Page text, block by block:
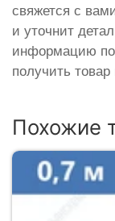
свяжется с
и уточнит
информацию
получить товар
Похожие